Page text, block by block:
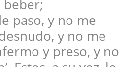
beber;
paso, y no me
y no me
y preso, y no